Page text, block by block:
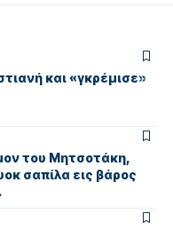
και «γκρέμισε»
του Μητσοτάκη,
σαπίλα εις βάρος